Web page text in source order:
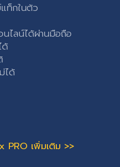
ท็กในตัว
นไลน์ได้ผ่านมือถือ
ด้
ได้
PRO เพิ่มเติม >>